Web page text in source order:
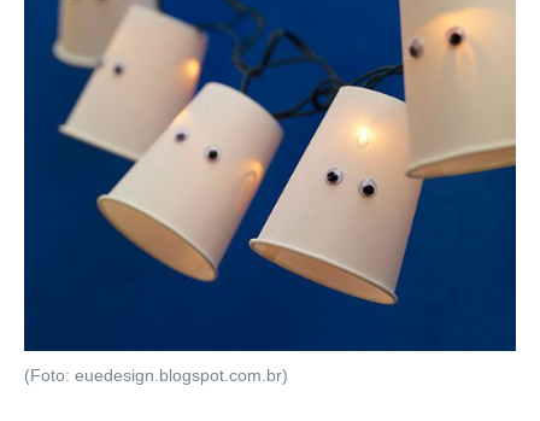
(Foto: euedesign.blogspot.com.br)